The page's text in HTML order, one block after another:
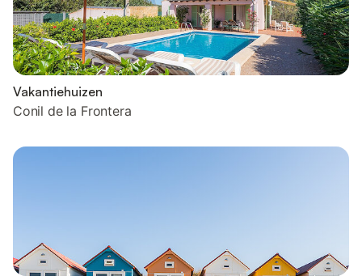
Vakantiehuizen
Conil de la Frontera